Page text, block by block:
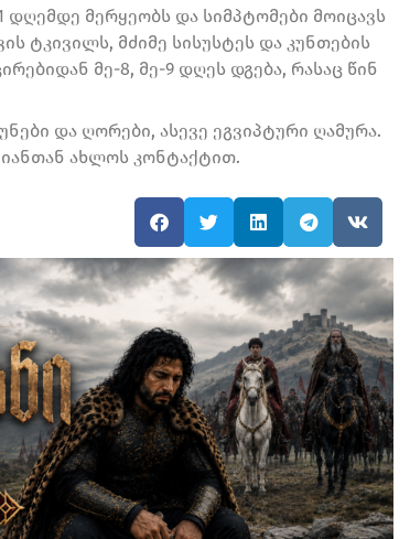
დღემდე მერყეობს და სიმპტომები მოიცავს
ტკივილს, მძიმე სისუსტეს და კუნთების
მე-8, მე-9 დღეს დგება, რასაც წინ
და ღორები, ასევე ეგვიპტური ღამურა.
ახლოს კონტაქტით.